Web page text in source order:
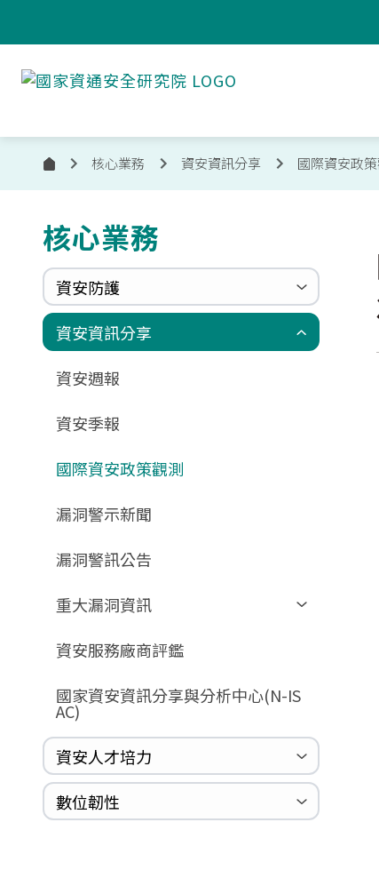
通
安
首
頁
核心業務 資安資訊分享 國際資安政
核心業務
資安防護
政府組態基準(GCB)
更新消息
GCB說明文件
GCB部署資源
GCB終止支援
資通安全弱點通報機制(VANS)
申請作業表單
數位影片教材
FAQ
端點偵測及應變機制(EDR)
相關文件與表單
零信任架構(ZTA)
相關文件與表單
驗證進度
國家資安聯防監控中心(N-SOC)
國家資安通報應變中心(N-CERT)
資安資訊分享
資安週報
資安季報
國際資安政策觀測
漏洞警示新聞
漏洞警訊公告
重大漏洞資訊
Zerologon
MSHTML
WannaCrypt
Heartbleed
Logjam&Freak
資安服務廠商評鑑
國家資安資訊分享與分析中心(N-IS
AC)
資安人才培力
巡迴研討會
CCOE資安實戰人才培育計畫成果簡
介
資安人才培訓服務網
資安系列競賽網站
數位韌性